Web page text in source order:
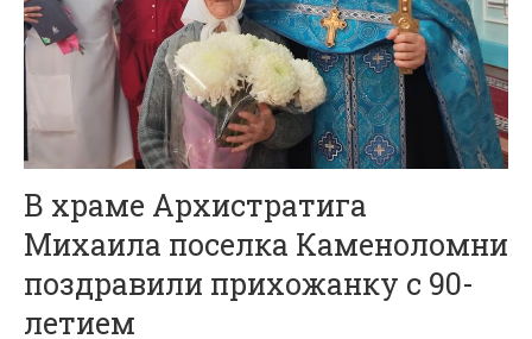
В храме Архистратига
Михаила поселка Каменоломни
поздравили прихожанку с 90-
летием